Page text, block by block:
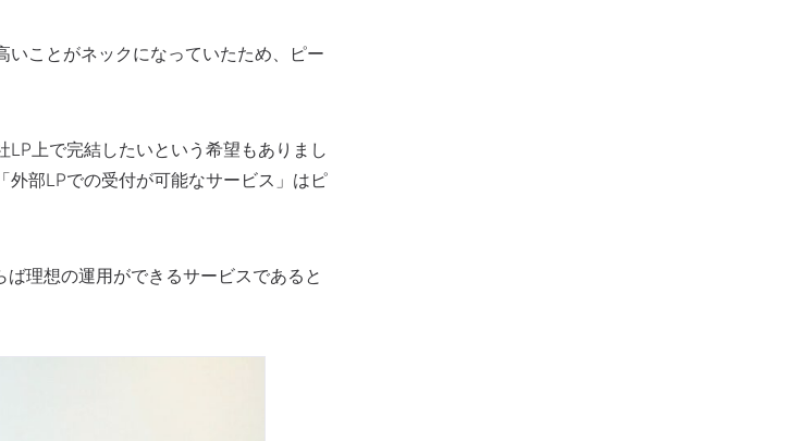
ことがネックになっていたため、ピー
上で完結したいという希望もありまし
外部LPでの受付が可能なサービス」はピ
理想の運用ができるサービスであると